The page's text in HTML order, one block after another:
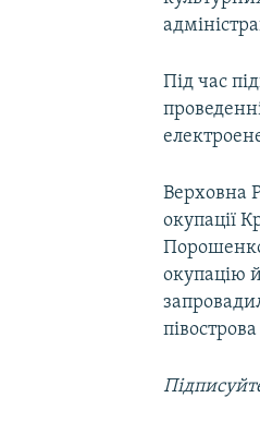
Під час
Верховна
окупації
Порошенко
окупацію